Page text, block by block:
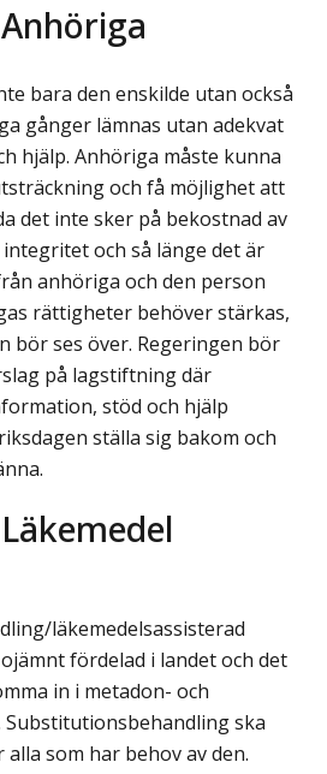
bara den enskilde utan också
gånger lämnas utan adekvat
hjälp. Anhöriga måste kunna
och få möjlighet att
det inte sker på bekostnad av
och så länge det är
anhöriga och den person
rättigheter behöver stärkas,
bör ses över. Regeringen bör
på lagstiftning där
stöd och hjälp
ställa sig bakom och
läkemedelsassisterad
fördelad i landet och det
in i metadon- och
ska
som har behov av den.